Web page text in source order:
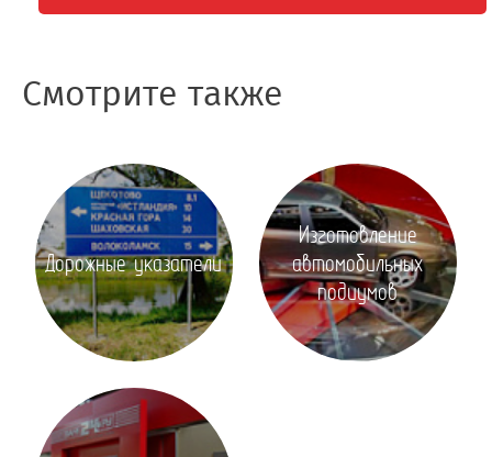
Смотрите также
Дорожные указатели
Изготовление
автомобильных
подиумов